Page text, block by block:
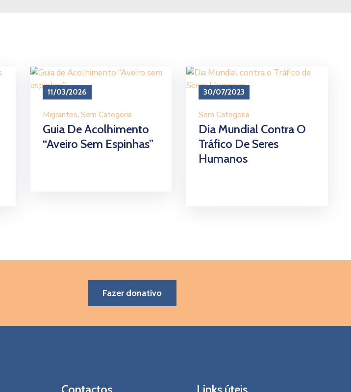
11/03/2026
Migrantes‚ Sem Categoria
Guia De Acolhimento
“Aveiro Sem Espinhas”
30/07/2023
Sem Categoria
Dia Mundial Contra O
Tráfico De Seres
Humanos
Fazer donativo